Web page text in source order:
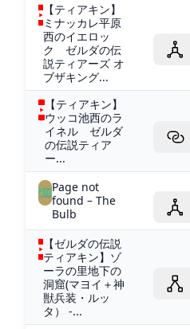
【ティアキン】
ミナッカレ平原
西のイエロッ
ク ゼルダの伝
説ティアーズ オ
ブザキング...
【ティアキン】
ウッコ池西のラ
イネル ゼルダ
の伝説ティア
ー...
Page not
found – The
Bulb
【ゼルダの伝説
ティアキン】ゾ
ーラの里地下の
洞窟(マヨイ＋神
獣兵装・ルッ
タ） -...